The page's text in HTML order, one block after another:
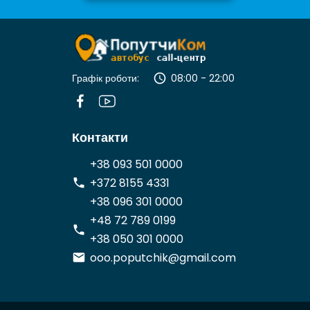
Графік роботи: 08:00 - 22:00
Контакти
+38 093 501 0000
+372 8155 4331
+38 096 301 0000
+48 72 789 0199
+38 050 301 0000
ooo.poputchik@gmail.com